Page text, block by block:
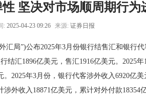
坚决对市场顺周期行为
: 2025-04-23 09:26 来源: 证券日报
局”)公布2025年3月份银行结售汇和银行代
结汇1896亿美元，售汇1916亿美元。2025
。2025年3月份，银行代客涉外收入6920亿
外收入18871亿美元，累计对外付款18354亿